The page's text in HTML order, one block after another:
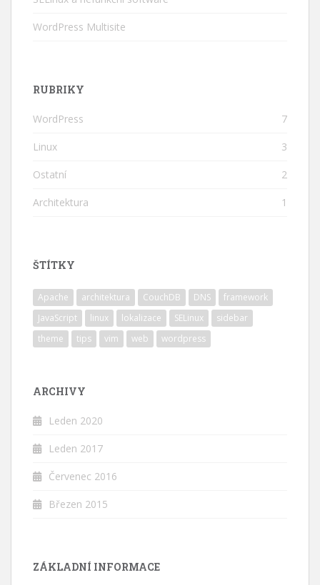
WordPress Multisite
RUBRIKY
WordPress 7
Linux 3
Ostatní 2
Architektura 1
ŠTÍTKY
Apache architektura CouchDB DNS
framework
JavaScript
linux lokalizace SELinux
sidebar
theme
tips vim web wordpress
ARCHIVY
Leden 2020
Leden 2017
Červenec 2016
Březen 2015
ZÁKLADNÍ INFORMACE